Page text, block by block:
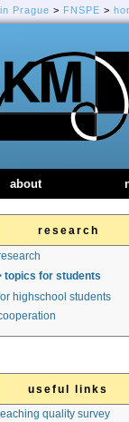
Prague > FNSPE >
about
research
topics for students
highschool students
useful links
quality survey